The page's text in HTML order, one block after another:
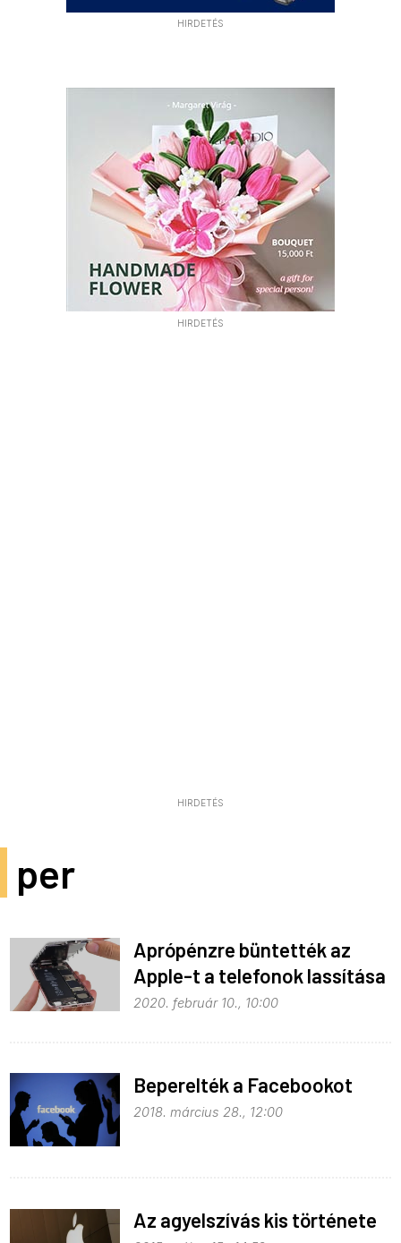
HIRDETÉS
HIRDETÉS
HIRDETÉS
per
Aprópénzre büntették az
Apple-t a telefonok lassítása
miatt
2020. február 10., 10:00
Beperelték a Facebookot
2018. március 28., 12:00
Az agyelszívás kis története